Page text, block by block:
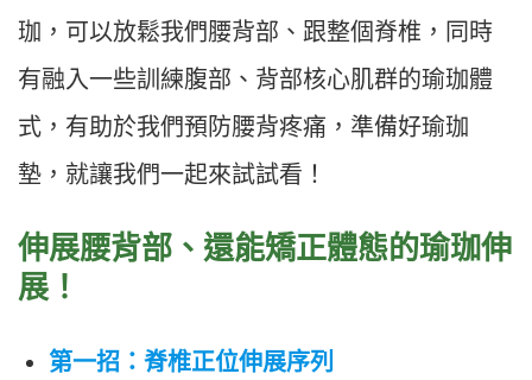
珈，可以放鬆我們腰背部、跟整個脊椎，同時
有融入一些訓練腹部、背部核心肌群的瑜珈體
式，有助於我們預防腰背疼痛，準備好瑜珈
墊，就讓我們一起來試試看！
伸展腰背部、還能矯正體態的瑜珈伸
展！
第一招：脊椎正位伸展序列